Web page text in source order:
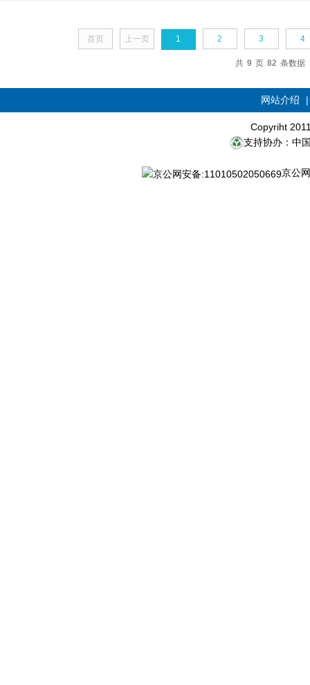
首页 上一页 1 2 3 4
共 9 页 82 条数据
网站介绍
Copyriht
支持协办：中
京公